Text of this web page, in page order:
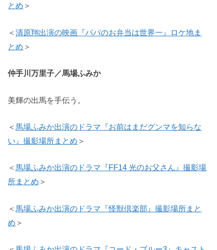
とめ ＞
＜清原翔出演の映画『パパのお弁当は世界一』ロケ地ま
とめ ＞
仲手川万里子／馬場ふみか
美輝の出馬を手伝う。
＜ 馬場ふみか出演のドラマ『お前はまだグンマを知らな
い』撮影場所まとめ ＞
＜ 馬場ふみか出演のドラマ『FF14 光のお父さん』撮影場
所まとめ ＞
＜ 馬場ふみか出演のドラマ『怪獣倶楽部』撮影場所まと
め ＞